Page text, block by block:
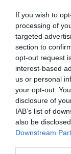
If you wish to
processing of
targeted
section to
opt-out request
interest-based
us or personal
your opt-out.
disclosure of
IAB’s list of
also be
Downstream
Η ηλ. διεύθυνση
σημειώνονται με*